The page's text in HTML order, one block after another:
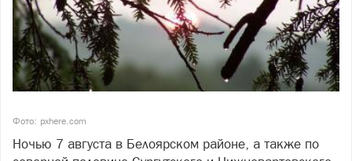
Фото: pxhere.com
Ночью 7 августа в Белоярском районе, а также по